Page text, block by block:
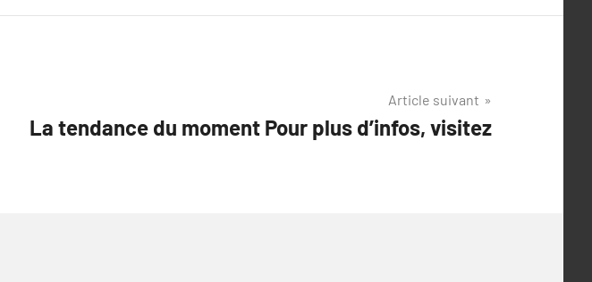
Article suivant
La tendance du moment Pour plus d’infos, visitez